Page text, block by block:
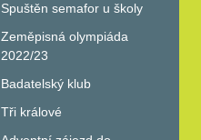
Spuštěn semafor u školy
Zeměpisná olympiáda
2022/23
Badatelský klub
Tři králové